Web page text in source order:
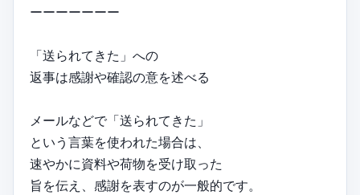
ーーーーーーー
「送られてきた」への
返事は感謝や確認の意を述べる
メールなどで「送られてきた」
という言葉を使われた場合は、
速やかに資料や荷物を受け取った
旨を伝え、感謝を表すのが一般的です。